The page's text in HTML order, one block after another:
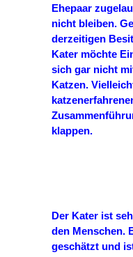
Ehepaar
nicht bleiben.
derzeitigen
Kater möchte
sich gar nicht
Katzen.
klappen.
Der Kater ist
den Menschen.
geschätzt und